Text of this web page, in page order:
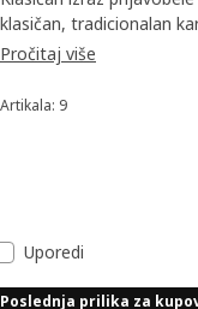
klasičan, tradicionalan
BODBYN vrata i frontovi
Pročitaj više
Sortiraj i filtriraj
Artikala: 9
Lista rezultata
Uporedi
Poslednja prilika za